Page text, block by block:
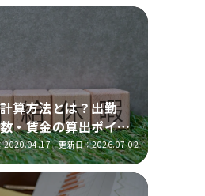
算方法とは？出勤
・賃金の算出ポイン
して解説
2020.04.17 更新日：2026.07.02